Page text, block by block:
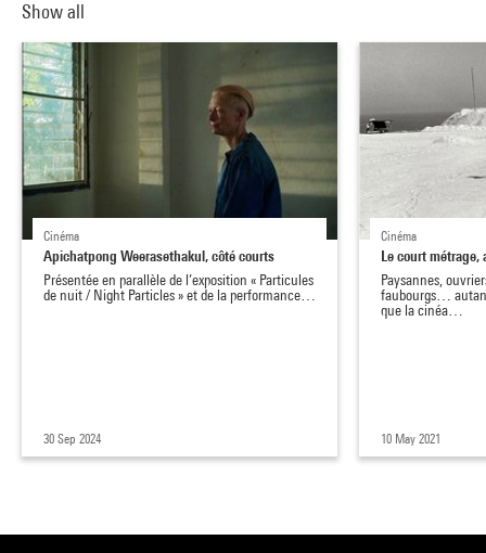
Show all
Cinéma
Apichatpong Weerasethakul, côté courts
Présentée en parallèle de l’exposition « Particules
de nuit / Night Particles » et de la performance…
30 Sep 2024
Cinéma
Le court
Paysannes,
faubourgs…
que la cinéa…
10 May 2021